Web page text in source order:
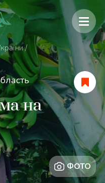
/
на
ФОТО